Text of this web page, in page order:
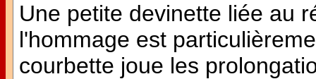
Une petite devinette liée au
l'hommage est
courbette joue les